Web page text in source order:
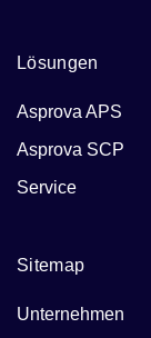
Lösungen
Asprova APS
Asprova SCP
Service
Sitemap
Unternehmen